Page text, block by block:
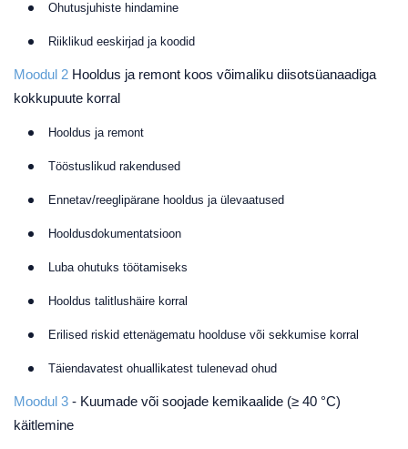
Ohutusjuhiste hindamine
Riiklikud eeskirjad ja koodid
Moodul 2 Hooldus ja remont koos võimaliku diisotsüanaadiga
kokkupuute korral
Hooldus ja remont
Tööstuslikud rakendused
Ennetav/reeglipärane hooldus ja ülevaatused
Hooldusdokumentatsioon
Luba ohutuks töötamiseks
Hooldus talitlushäire korral
Erilised riskid ettenägematu hoolduse või sekkumise korral
Täiendavatest ohuallikatest tulenevad ohud
Moodul 3 - Kuumade või soojade kemikaalide (≥ 40 °C)
käitlemine